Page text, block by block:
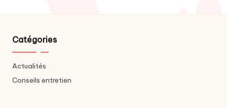
Catégories
Actualités
Conseils entretien